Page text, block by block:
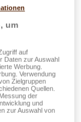
um
auf
Daten zur Auswahl
Werbung.
Verwendung
Zielgruppen
Quellen.
der
und
zur Auswahl von